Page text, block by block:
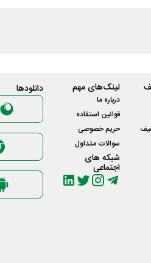
لینک‌های مهم
درباره ما
قوانین استفاده
حریم خصوصی
سوالات متداول
شبکه های
اجتماعی
دانلود‌ها